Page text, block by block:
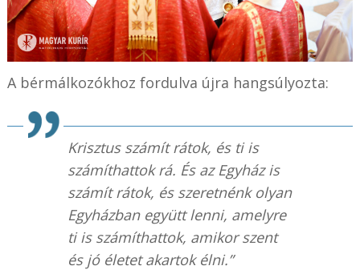
A bérmálkozókhoz fordulva újra hangsúlyozta:
Krisztus számít rátok, és ti is
számíthattok rá. És az Egyház is
számít rátok, és szeretnénk olyan
Egyházban együtt lenni, amelyre
ti is számíthattok, amikor szent
és jó életet akartok élni.”